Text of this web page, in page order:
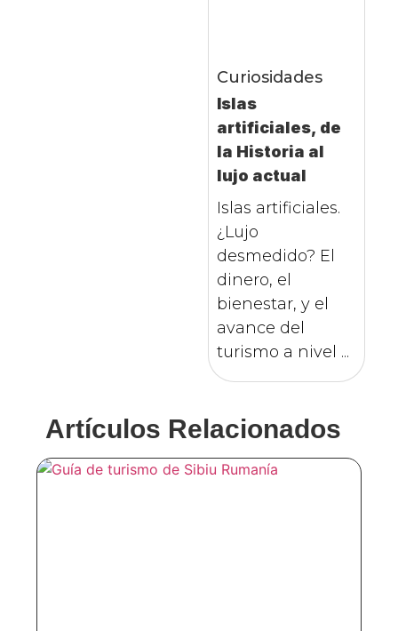
Curiosidades
Islas
artificiales, de
la Historia al
lujo actual
Islas artificiales.
¿Lujo
desmedido? El
dinero, el
bienestar, y el
avance del
turismo a nivel ...
Artículos Relacionados